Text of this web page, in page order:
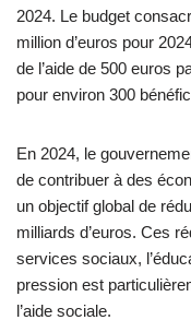
2024. Le budget
million d’euros pour
de l’aide de 500 euros
pour environ 300
En 2024, le
de contribuer à des
un objectif global de
milliards d’euros. Ces
services sociaux,
pression est
l’aide sociale.